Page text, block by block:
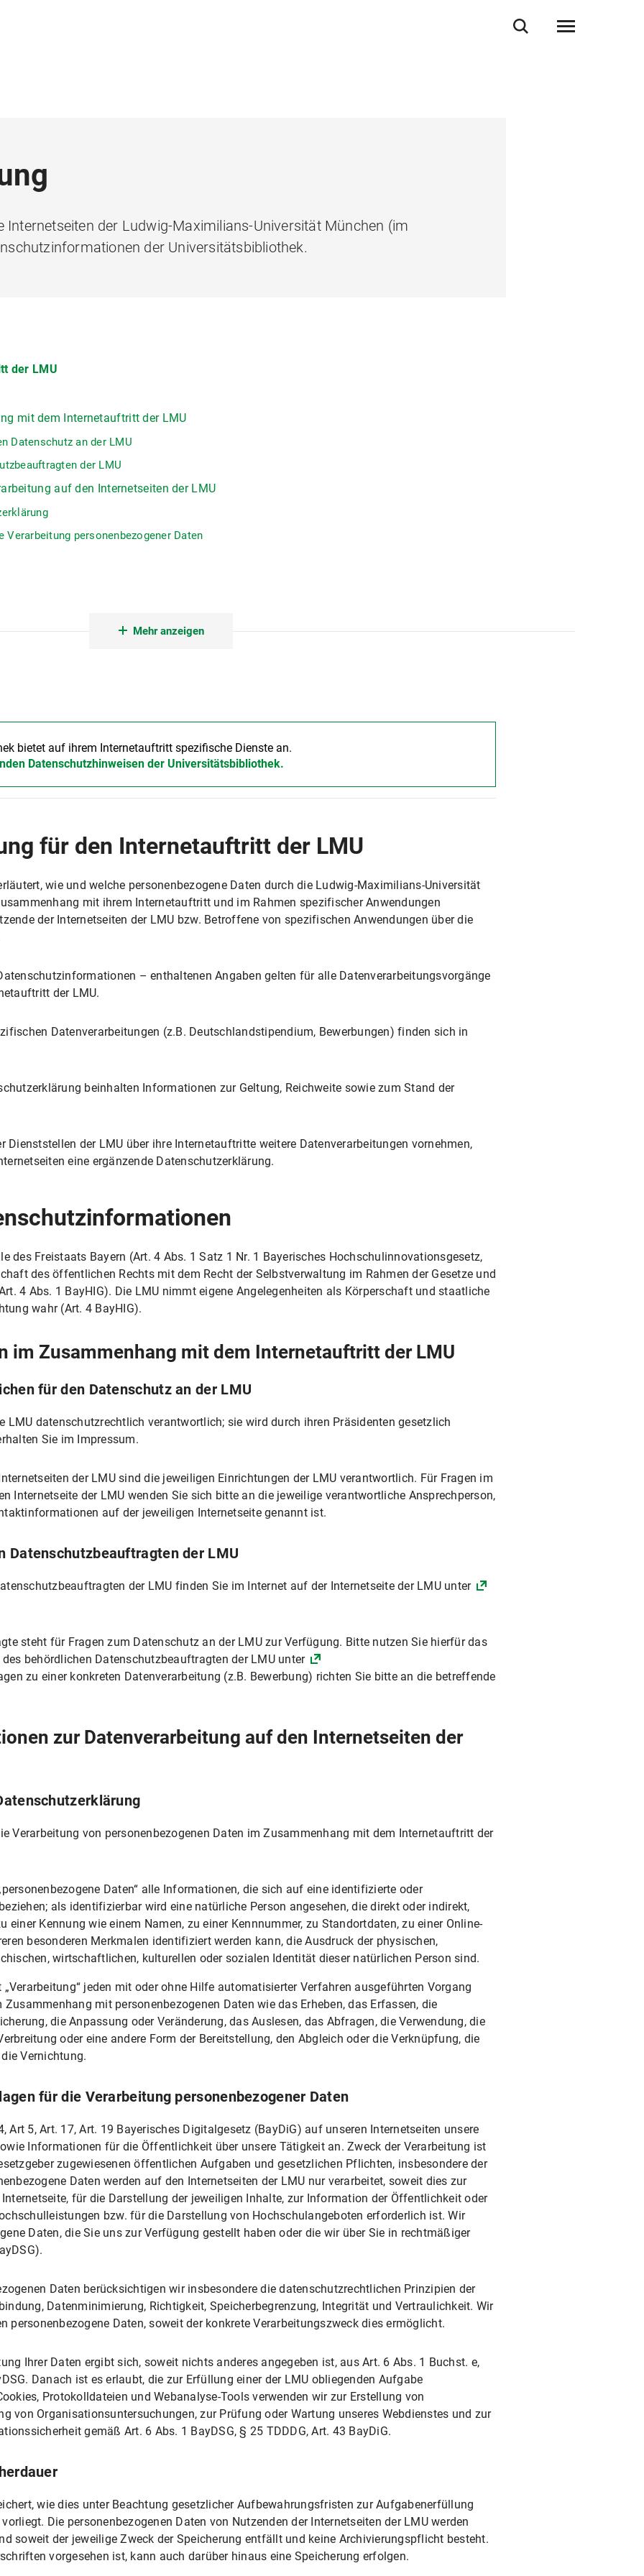
der Ludwig-Maximilians-Universität München (im
der Universitätsbibliothek.
der LMU
mit dem Internetauftritt der LMU
Datenschutz an der LMU
der LMU
auf den Internetseiten der LMU
Verarbeitung personenbezogener Daten
und Cookies
werden verwendet:
gespeichert und übermittelt:
Matomo
den LMU-Internetseiten mit diesem Browser?
(z.B. Post, Telefon, Fax)
Einwilligungserklärung
Datenverarbeitungen
und Verwendung von Facebook und Facebook-Icons
und Verwendung von Instagram und Instagram-Icons
Mehr anzeigen
bietet auf ihrem Internetauftritt spezifische Dienste an.
Datenschutzhinweisen der Universitätsbibliothek.
für den Internetauftritt der LMU
wie und welche personenbezogene Daten durch die Ludwig-Maximilians-Universität
mit ihrem Internetauftritt und im Rahmen spezifischer Anwendungen
der Internetseiten der LMU bzw. Betroffene von spezifischen Anwendungen über die
– enthaltenen Angaben gelten für alle Datenverarbeitungsvorgänge
der LMU.
Datenverarbeitungen (z.B. Deutschlandstipendium, Bewerbungen) finden sich in
beinhalten Informationen zur Geltung, Reichweite sowie zum Stand der
Dienststellen der LMU über ihre Internetauftritte weitere Datenverarbeitungen vornehmen,
eine ergänzende Datenschutzerklärung.
des Freistaats Bayern (Art. 4 Abs. 1 Satz 1 Nr. 1 Bayerisches Hochschulinnovationsgesetz,
des öffentlichen Rechts mit dem Recht der Selbstverwaltung im Rahmen der Gesetze und
4 Abs. 1 BayHIG). Die LMU nimmt eigene Angelegenheiten als Körperschaft und staatliche
wahr (Art. 4 BayHIG).
im Zusammenhang mit dem Internetauftritt der LMU
für den Datenschutz an der LMU
LMU datenschutzrechtlich verantwortlich; sie wird durch ihren Präsidenten gesetzlich
Sie im Impressum.
der LMU sind die jeweiligen Einrichtungen der LMU verantwortlich. Für Fragen im
Internetseite der LMU wenden Sie sich bitte an die jeweilige verantwortliche Ansprechperson,
auf der jeweiligen Internetseite genannt ist.
Datenschutzbeauftragten der LMU
der LMU finden Sie im Internet auf der Internetseite der LMU unter
steht für Fragen zum Datenschutz an der LMU zur Verfügung. Bitte nutzen Sie hierfür das
behördlichen Datenschutzbeauftragten der LMU unter
zu einer konkreten Datenverarbeitung (z.B. Bewerbung) richten Sie bitte an die betreffende
zur Datenverarbeitung auf den Internetseiten der
Verarbeitung von personenbezogenen Daten im Zusammenhang mit dem Internetauftritt der
Daten“ alle Informationen, die sich auf eine identifizierte oder
als identifizierbar wird eine natürliche Person angesehen, die direkt oder indirekt,
einer Kennung wie einem Namen, zu einer Kennnummer, zu Standortdaten, zu einer Online-
besonderen Merkmalen identifiziert werden kann, die Ausdruck der physischen,
wirtschaftlichen, kulturellen oder sozialen Identität dieser natürlichen Person sind.
jeden mit oder ohne Hilfe automatisierter Verfahren ausgeführten Vorgang
mit personenbezogenen Daten wie das Erheben, das Erfassen, die
die Anpassung oder Veränderung, das Auslesen, das Abfragen, die Verwendung, die
oder eine andere Form der Bereitstellung, den Abgleich oder die Verknüpfung, die
Vernichtung.
für die Verarbeitung personenbezogener Daten
Art 5, Art. 17, Art. 19 Bayerisches Digitalgesetz (BayDiG) auf unseren Internetseiten unsere
Informationen für die Öffentlichkeit über unsere Tätigkeit an. Zweck der Verarbeitung ist
zugewiesenen öffentlichen Aufgaben und gesetzlichen Pflichten, insbesondere der
Daten werden auf den Internetseiten der LMU nur verarbeitet, soweit dies zur
für die Darstellung der jeweiligen Inhalte, zur Information der Öffentlichkeit oder
bzw. für die Darstellung von Hochschulangeboten erforderlich ist. Wir
Daten, die Sie uns zur Verfügung gestellt haben oder die wir über Sie in rechtmäßiger
Daten berücksichtigen wir insbesondere die datenschutzrechtlichen Prinzipien der
Datenminimierung, Richtigkeit, Speicherbegrenzung, Integrität und Vertraulichkeit. Wir
personenbezogene Daten, soweit der konkrete Verarbeitungszweck dies ermöglicht.
Ihrer Daten ergibt sich, soweit nichts anderes angegeben ist, aus Art. 6 Abs. 1 Buchst. e,
Danach ist es erlaubt, die zur Erfüllung einer der LMU obliegenden Aufgabe
Protokolldateien und Webanalyse-Tools verwenden wir zur Erstellung von
von Organisationsuntersuchungen, zur Prüfung oder Wartung unseres Webdienstes und zur
gemäß Art. 6 Abs. 1 BayDSG, § 25 TDDDG, Art. 43 BayDiG.
wie dies unter Beachtung gesetzlicher Aufbewahrungsfristen zur Aufgabenerfüllung
Die personenbezogenen Daten von Nutzenden der Internetseiten der LMU werden
soweit der jeweilige Zweck der Speicherung entfällt und keine Archivierungspflicht besteht.
vorgesehen ist, kann auch darüber hinaus eine Speicherung erfolgen.